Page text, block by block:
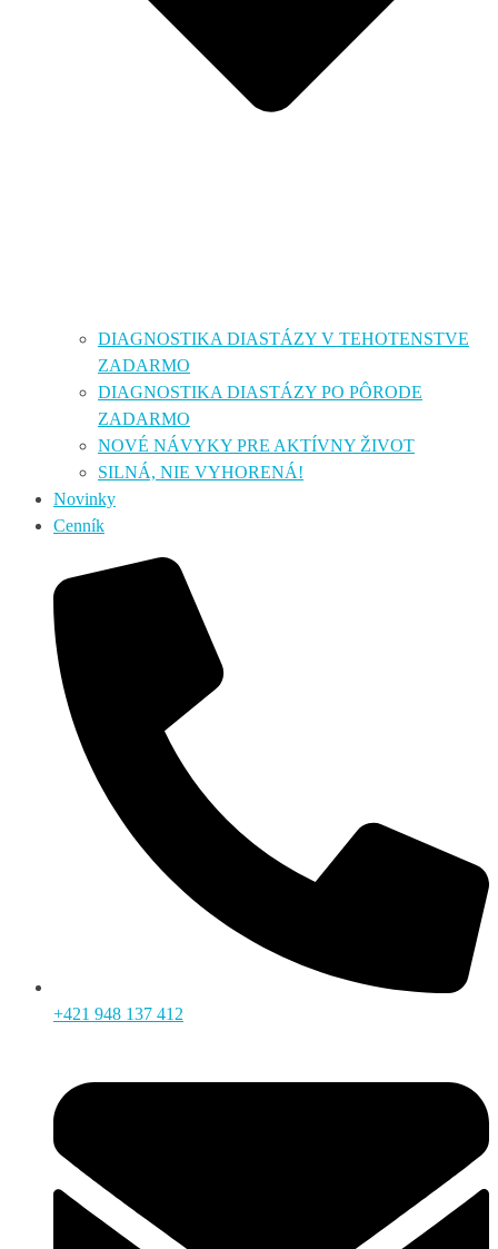
DIAGNOSTIKA DIASTÁZY V TEHOTENSTVE
ZADARMO
DIAGNOSTIKA DIASTÁZY PO PÔRODE
ZADARMO
NOVÉ NÁVYKY PRE AKTÍVNY ŽIVOT
SILNÁ, NIE VYHORENÁ!
Novinky
Cenník
+421 948 137 412